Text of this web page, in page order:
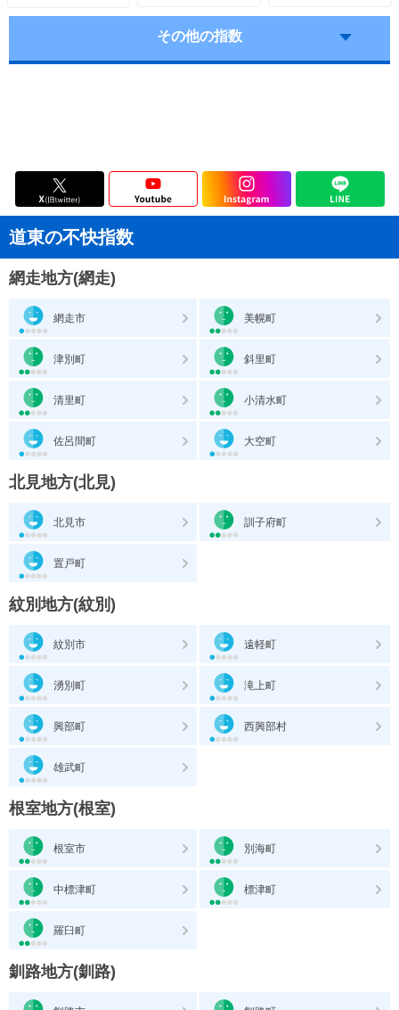
その他の指数
道東の不快指数
網走地方(網走)
網走市 美幌町
津別町 斜里町
清里町 小清水町
佐呂間町 大空町
北見地方(北見)
北見市 訓子府町
置戸町
紋別地方(紋別)
紋別市 遠軽町
湧別町 滝上町
興部町 西興部村
雄武町
根室地方(根室)
根室市 別海町
中標津町 標津町
羅臼町
釧路地方(釧路)